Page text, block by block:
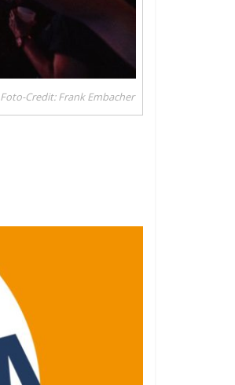
Foto-Credit: Frank Embacher